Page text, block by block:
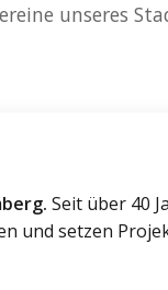
unseres
Seit über 40
und setzen